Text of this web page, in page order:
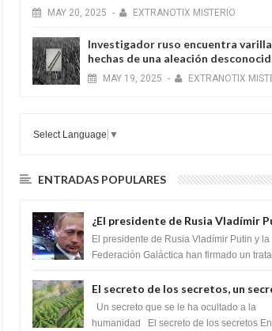
MAY 20, 2025 - EXTRANOTIX MISTERIO
Investigador ruso encuentra
hechas de una aleación
MAY 19, 2025 - EXTRANOTIX
Select Language ▼
ENTRADAS POPULARES
¿El presidente de Rusia Vladímir
la Federación Galactica han
tratado para acabar con los
El presidente de Rusia Vladímir Putin y la
Federación Galáctica han firmado un
Si...
El secreto de los secretos, un
que cambiaría por completo el
de la humanidad
Un secreto que se le ha ocultado a la
humanidad El secreto de los secretos